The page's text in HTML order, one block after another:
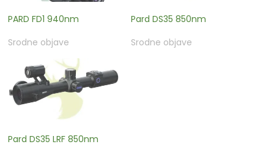
PARD FD1 940nm
Srodne objave
Pard DS35 850nm
Srodne objave
Pard DS35 LRF 850nm